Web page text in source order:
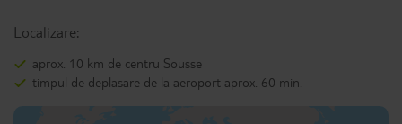
Localizare:
aprox. 10 km de centru Sousse
timpul de deplasare de la aeroport aprox. 60 min.